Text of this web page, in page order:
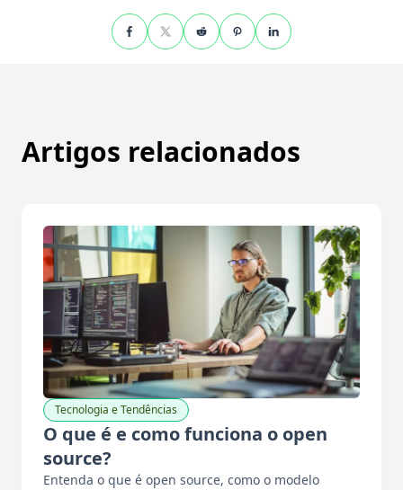
Artigos relacionados
Tecnologia e Tendências
O que é e como funciona o open
source?
Entenda o que é open source, como o modelo